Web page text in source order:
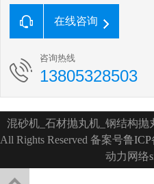
在线咨询
咨询热线
13805328503
混砂机_石材抛丸机_钢结构
All Rights Reserved 备案号鲁ICP
动力网络